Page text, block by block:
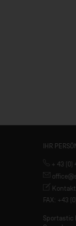
IHR
+ 43 (0)
Kontakt
FAX: +43
Sportastic